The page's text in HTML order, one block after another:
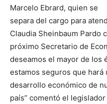
Marcelo Ebrard, quien se
separa del cargo para
Claudia Sheinbaum Pardo
próximo Secretario de
deseamos el mayor de los
estamos seguros que hará
desarrollo económico de
país” comentó el